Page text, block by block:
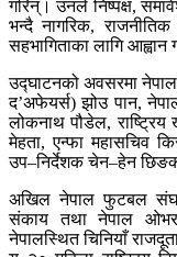
गरिन्। उनले निष्पक्ष,
भन्दै नागरिक,
सहभागिताका लागि आह्वान
उद्घाटनको अवसरमा
द’अफेयर्स) झोउ पान,
लोकनाथ पौडेल,
मेहता, एन्फा महासचिव
उप–निर्देशक चेन–हेन
अखिल नेपाल फुटबल संघ
संकाय तथा नेपाल
नेपालस्थित चिनियाँ